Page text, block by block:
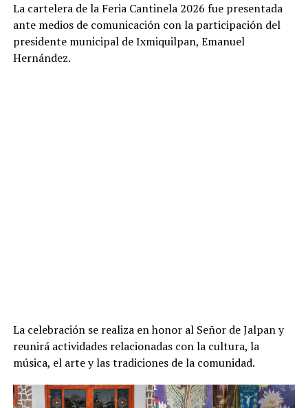
La cartelera de la Feria Cantinela 2026 fue presentada
ante medios de comunicación con la participación del
presidente municipal de Ixmiquilpan, Emanuel
Hernández.
La celebración se realiza en honor al Señor de Jalpan y
reunirá actividades relacionadas con la cultura, la
música, el arte y las tradiciones de la comunidad.